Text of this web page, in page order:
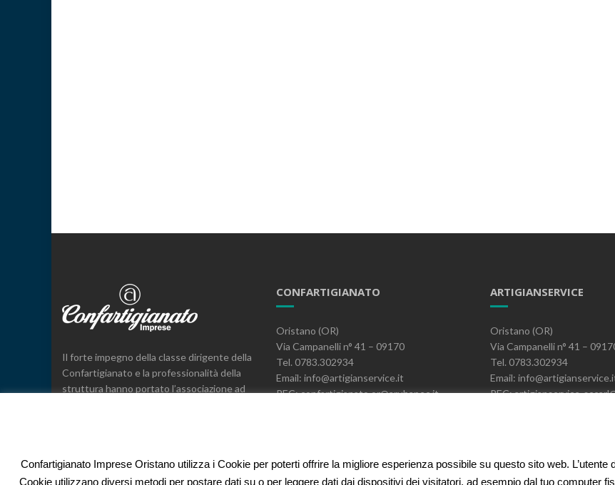
Il forte impegno della classe dirigente della
Confartigianato e la professionalità della
struttura hanno portato l’associazione ad
CONFARTIGIANATO
Oristano (OR)
Via Campanelli n° 41 – 09170
Tel. 0783.302934
Email: info@artigianservice.it
PEC: confartigianato.or@arubapec.it
ARTIGIANSERVICE
Oristano (OR)
Via Campanelli n° 41 –
Tel. 0783.302934
Email:
PEC: artigianservice-
Confartigianato Imprese Oristano utilizza i Cookie per poterti offrire la migliore esperienza possibile su questo sito web.
Cookie utilizzano diversi metodi per postare dati su o per leggere dati dai dispositivi dei visitatori, ad esempio dal tuo computer